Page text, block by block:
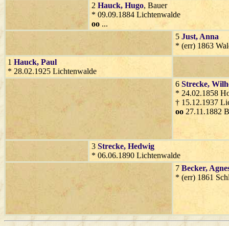
2 Hauck, Hugo, Bauer
* 09.09.1884 Lichtenwalde
oo ...
5 Just, Anna
* (err) 1863
1 Hauck, Paul
* 28.02.1925 Lichtenwalde
6 Strecke,
* 24.02.1858
† 15.12.1937
oo 27.11.1882
3 Strecke, Hedwig
* 06.06.1890 Lichtenwalde
7 Becker,
* (err) 1861